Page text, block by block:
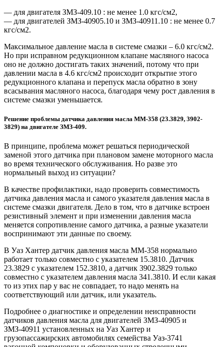
— для двигателя ЗМЗ-409.10 : не менее 1.0 кгс/см2,
— для двигателей ЗМЗ-40905.10 и ЗМЗ-40911.10 : не менее 0.7
кгс/см2.
Максимальное давление масла в системе смазки – 6.0 кгс/см2.
Но при исправном редукционном клапане масляного насоса
оно не должно достигать таких значений, потому что при
давлении масла в 4.6 кгс/см2 происходит открытие этого
редукционного клапана и перепуск масла обратно в зону
всасывания масляного насоса, благодаря чему рост давления в
системе смазки уменьшается.
Решение проблемы датчика давления масла ММ-358 (23.3829, 3902-
3829) на двигателе ЗМЗ-409.
В принципе, проблема может решаться периодической
заменой этого датчика при плановом замене моторного масла
во время технического обслуживания. Но разве это
нормальный выход из ситуации?
В качестве профилактики, надо проверить совместимость
датчика давления масла и самого указателя давления масла в
системе смазки двигателя. Дело в том, что в датчике встроен
резистивный элемент и при изменении давления масла
меняется сопротивление самого датчика, а разные указатели
воспринимают эти данные по своему.
В Уаз Хантер датчик давления масла ММ-358 нормально
работает только совместно с указателем 15.3810. Датчик
23.3829 с указателем 152.3810, а датчик 3902.3829 только
совместно с указателем давления масла 341.3810. И если какая
то из этих пар у вас не совпадает, то надо менять на
соответствующий или датчик, или указатель.
Подробнее о диагностике и определении неисправности
датчиков давления масла для двигателей ЗМЗ-40905 и
ЗМЗ-40911 установленных на Уаз Хантер и
грузопассажирских автомобилях семейства Уаз-3741